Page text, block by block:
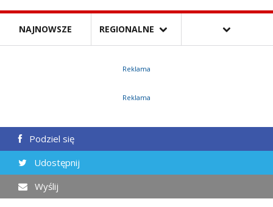
NAJNOWSZE REGIONALNE
Reklama
Reklama
Podziel się
Udostępnij
Wyślij